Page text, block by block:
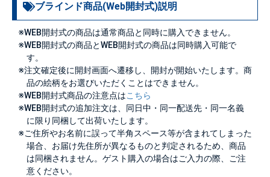
ブラインド商品(Web開封式)説明
※WEB開封式の商品は通常商品と同時に購入できません。
※WEB開封式の商品とWEB開封式の商品は同時購入可能で
す。
※注文確定後に開封画面へ遷移し、開封が開始いたします。商
品の絵柄をお選びいただくことはできません。
※WEB開封式商品の注意点はこちら
※WEB開封式の追加注文は、同日中・同一配送先・同一名義
に限り同梱して出荷いたします。
※ご住所やお名前に誤って半角スペース等が含まれてしまった
場合、お届け先住所が異なるものと判定されるため、商品
は同梱されません。ゲスト購入の場合はご入力の際、ご注
意ください。